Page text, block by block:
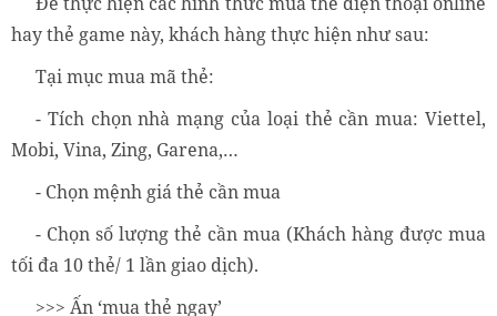
hay thẻ game này, khách hàng thực hiện như sau:
Tại mục mua mã thẻ:
- Tích chọn nhà mạng của loại thẻ cần mua: Viettel,
Mobi, Vina, Zing, Garena,…
- Chọn mệnh giá thẻ cần mua
- Chọn số lượng thẻ cần mua (Khách hàng được mua
tối đa 10 thẻ/ 1 lần giao dịch).
>>> Ấn ‘mua thẻ ngay’